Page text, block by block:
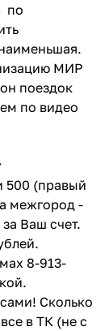
по
МИР
поездок
по видео
500 (правый
межгород -
Ваш счет.
8-913-
Сколько
в ТК (не с